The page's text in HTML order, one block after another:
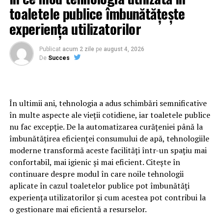
(culisanta, batanta, fixa si multe altele).
Tamplaria PVC poseda o excelenta performanta de
izolare termica si fonica
PVC-ul este un material deosebit de izolant. Mai izolant
permite sa evitam pierderile termice si contribuie la
economia de energie. In plus, este un material care
poate fi dotat cu sticla dubla sau tripla pentru un plus
de performanta.
Tamplaria PVC nu necesita o intretinere speciala
La fel ca si tamplaria din aluminiu, tamplaria PVC nu
este sensibila la intemperii. Este vorba despre un
material imputrescibil. In plus, datorita noilor tehnici de
toaletele publice îmbunătățește
experiența utilizatorilor
Publicat acum 2 zile pe august 4, 2026
De Succes
În ultimii ani, tehnologia a adus schimbări semnificative
în multe aspecte ale vieții cotidiene, iar toaletele publice
nu fac excepție. De la automatizarea curățeniei până la
îmbunătățirea eficienței consumului de apă, tehnologiile
moderne transformă aceste facilități într-un spațiu mai
confortabil, mai igienic și mai eficient. Citește în
continuare despre modul în care noile tehnologii
aplicate în cazul toaletelor publice pot îmbunătăți
experiența utilizatorilor și cum acestea pot contribui la
o gestionare mai eficientă a resurselor.